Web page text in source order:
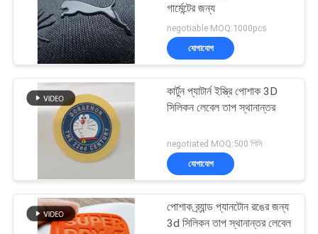
গার্মেন্টের জন্য
negotiable MOQ:1000pcs
যোগাযোগ
কার্টুন প্যাটার্ন ইস্ত্রি পোশাক 3D
সিলিকন লেবেল তাপ স্থানান্তর
negotiated MOQ:500 পিসি
যোগাযোগ
পোশাক ব্র্যান্ড প্যানটোন রঙের জন্য
3d সিলিকন তাপ স্থানান্তর লেবেল